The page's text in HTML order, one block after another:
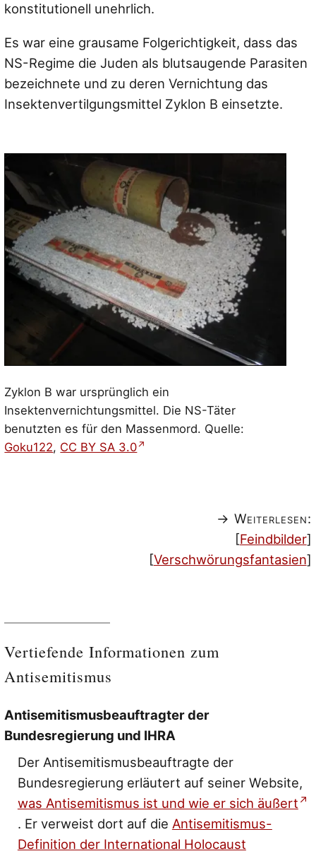
konstitutionell unehrlich.
Es war eine grausame Folgerichtigkeit, dass das
NS-Regime die Juden als blutsaugende Parasiten
bezeichnete und zu deren Vernichtung das
Insektenvertilgungsmittel Zyklon B einsetzte.
Zyklon B war ursprünglich ein
Insektenvernichtungsmittel. Die NS-Täter
benutzten es für den Massenmord. Quelle:
Goku122, CC BY SA 3.0
→ Weiterlesen:
[Feindbilder]
[Verschwörungsfantasien]
Vertiefende Informationen zum
Antisemitismus
Antisemitismusbeauftragter der
Bundesregierung und IHRA
Der Antisemitismusbeauftragte der
Bundesregierung erläutert auf seiner Website,
was Antisemitismus ist und wie er sich äußert
. Er verweist dort auf die Antisemitismus-
Definition der International Holocaust